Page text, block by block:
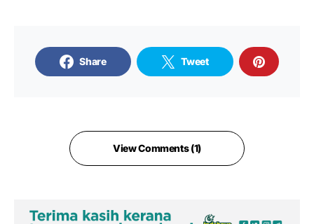
Share Tweet
View Comments (1)